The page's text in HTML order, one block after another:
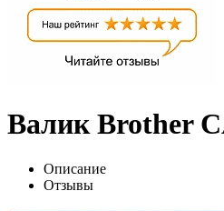
Валик Brother
Описание
Отзывы